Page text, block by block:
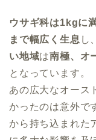
ウサギ科は1kgに
まで幅広く生息 し
い地域は南極、オ
となっています。
あの広大なオース
かったのは意外で
から持ち込まれた